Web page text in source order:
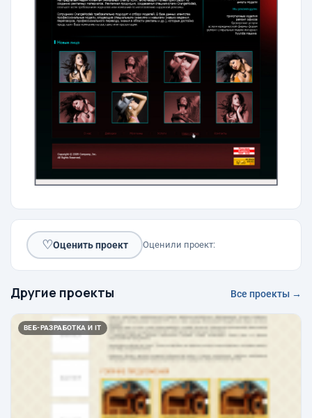
♡Оценить проект Оценили проект:
Другие проекты Все проекты →
ВЕБ-РАЗРАБОТКА И IT